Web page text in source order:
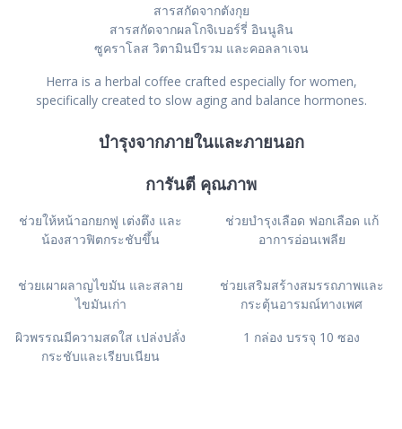
สารสกัดจากตังกุย
สารสกัดจากผลโกจิเบอร์รี่ อินนูลิน
ซูคราโลส วิตามินบีรวม และคอลลาเจน
Herra is a herbal coffee crafted especially for women,
specifically created to slow aging and balance hormones.
บำรุงจากภายในและภายนอก
การันตี คุณภาพ
ช่วยให้หน้าอกยกฟู เต่งตึง และ
น้องสาวฟิตกระชับขึ้น
ช่วยบำรุงเลือด ฟอกเลือด แก้
อาการอ่อนเพลีย
ช่วยเผาผลาญไขมัน และสลาย
ไขมันเก่า
ผิวพรรณมีความสดใส เปล่งปลั่ง
กระชับและเรียบเนียน
ช่วยเสริมสร้างสมรรถภาพและ
กระตุ้นอารมณ์ทางเพศ
1 กล่อง บรรจุ 10 ซอง